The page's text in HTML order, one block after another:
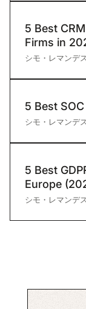
5 Best
Firms in
シモ・レマンデス
5 Best
シモ・レマンデス
5 Best
Europe
シモ・レマンデス